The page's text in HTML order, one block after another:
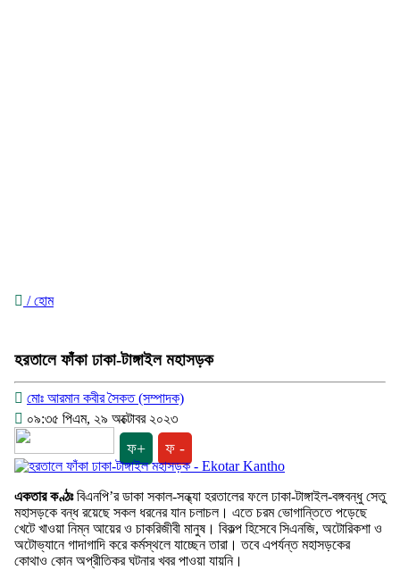
/ হোম
হরতালে ফাঁকা ঢাকা-টাঙ্গাইল মহাসড়ক
মোঃ আরমান কবীর সৈকত (সম্পাদক)
০৯:৩৫ পিএম, ২৯ অক্টোবর ২০২৩
ফ+ ফ -
একতার কণ্ঠঃবিএনপি’র ডাকা সকাল-সন্ধ্যা হরতালের ফলে ঢাকা-টাঙ্গাইল-বঙ্গবন্ধু সেতু
মহাসড়কে বন্ধ রয়েছে সকল ধরনের যান চলাচল। এতে চরম ভোগান্তিতে পড়েছে
খেটে খাওয়া নিম্ন আয়ের ও চাকরিজীবী মানুষ। বিকল্প হিসেবে সিএনজি, অটোরিকশা ও
অটোভ্যানে গাদাগাদি করে কর্মস্থলে যাচ্ছেন তারা। তবে এপর্যন্ত মহাসড়কের
কোথাও কোন অপ্রীতিকর ঘটনার খবর পাওয়া যায়নি।